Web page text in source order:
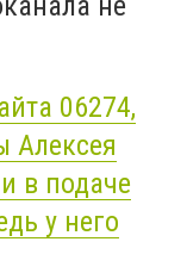
06274,
Алексея
в подаче
у него